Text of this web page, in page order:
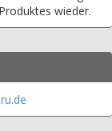
wieder.